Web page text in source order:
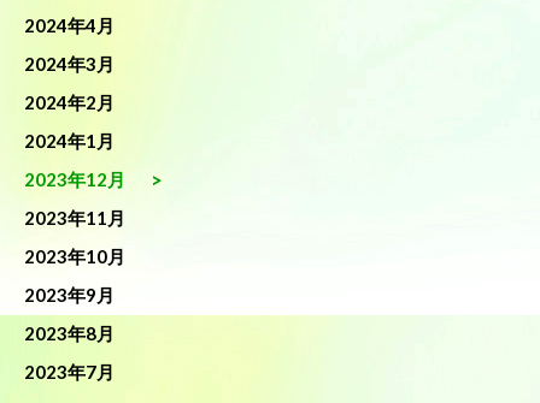
2024年4月
2024年3月
2024年2月
2024年1月
2023年12月
2023年11月
2023年10月
2023年9月
2023年8月
2023年7月